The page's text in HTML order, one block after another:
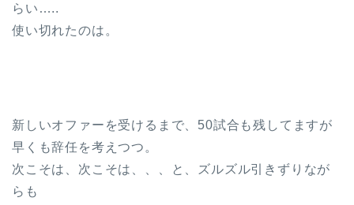
らい…..
使い切れたのは。
新しいオファーを受けるまで、50試合も残してますが
早くも辞任を考えつつ。
次こそは、次こそは、、、と、ズルズル引きずりなが
らも